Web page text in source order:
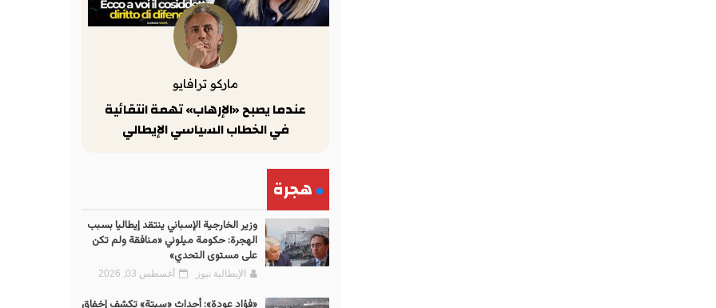
ماركو ترافايو
عندما يصبح «الإرهاب» تهمة انتقائية
في الخطاب السياسي الإيطالي
هجرة
وزير الخارجية الإسباني ينتقد إيطاليا بسبب
الهجرة: حكومة ميلوني «منافقة ولم تكن
على مستوى التحدي»
الإيطالية نيوز أغسطس 03, 2026
«فؤاد عودة»: أحداث «سبتة» تكشف إخفاق